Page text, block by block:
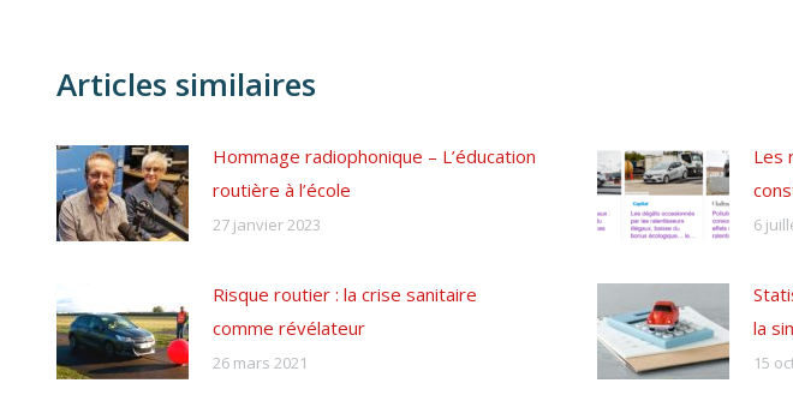
Articles similaires
Hommage radiophonique – L’éducation
routière à l’école
27 janvier 2023
Les
6
Risque routier : la crise sanitaire
comme révélateur
26 mars 2021
la
15